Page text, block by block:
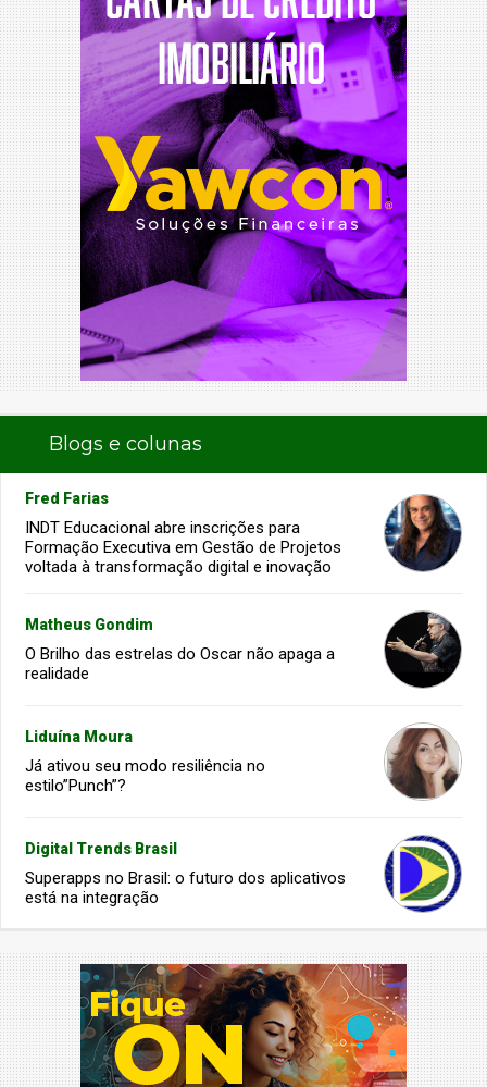
Blogs e colunas
Fred Farias
INDT Educacional abre inscrições para
Formação Executiva em Gestão de Projetos
voltada à transformação digital e inovação
Matheus Gondim
O Brilho das estrelas do Oscar não apaga a
realidade
Liduína Moura
Já ativou seu modo resiliência no
estilo”Punch”?
Digital Trends Brasil
Superapps no Brasil: o futuro dos aplicativos
está na integração